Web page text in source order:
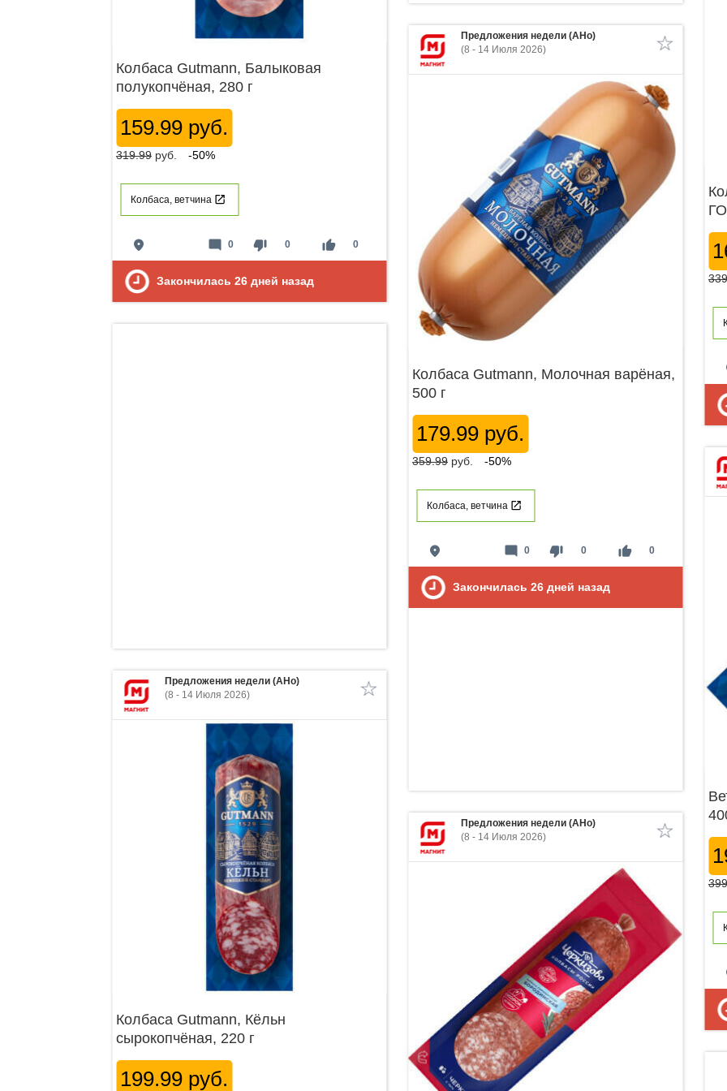
Колбаса Gutmann, Балыковая
полукопчёная, 280 г
159.99 руб.
319.99 руб. -50%
Колбаса, ветчина
place thumb_down 0 thumb_up 0
mode_comment 0
Закончилась 26 дней назад
Предложения недели (АНо)
(8 - 14 Июля 2026)
Колбаса Gutmann, Молочная варёная,
500 г
179.99 руб.
359.99 руб. -50%
Колбаса, ветчина
place thumb_down 0 thumb_up 0
mode_comment 0
Закончилась 26 дней назад
Предложения недели (АНо)
(8 - 14 Июля 2026)
Колбаса Gutmann, Кёльн
сырокопчёная, 220 г
199.99 руб.
Предложения недели (АНо)
(8 - 14 Июля 2026)